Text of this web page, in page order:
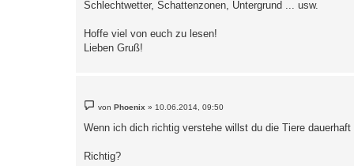
Schlechtwetter, Schattenzonen, Untergrund ... usw.
Hoffe viel von euch zu lesen!
Lieben Gruß!
e
t
a
g
vonPhoenix » 10.06.2014, 09:50
Wenn ich dich richtig verstehe willst du die Tiere
Richtig?